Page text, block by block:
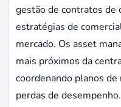
gestão de contratos de
estratégias de
mercado. Os asset
mais próximos da
coordenando planos
perdas de desempenho.